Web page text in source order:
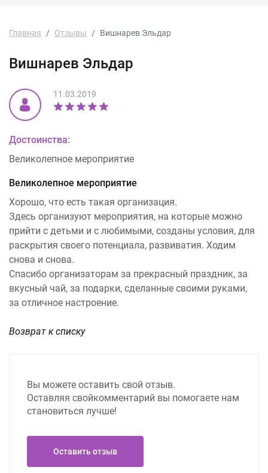
Главная Отзывы Вишнарев Эльдар
Вишнарев Эльдар
11.03.2019
Достоинства:
Великолепное мероприятие
Великолепное мероприятие
Хорошо, что есть такая организация.
Здесь организуют мероприятия, на которые можно
прийти с детьми и с любимыми, созданы условия, для
раскрытия своего потенциала, развиватия. Ходим
снова и снова.
Спасибо организаторам за прекрасный праздник, за
вкусный чай, за подарки, сделанные своими руками,
за отличное настроение.
Возврат к списку
Вы можете оставить свой отзыв.
Оставляя свойкомментарий вы помогаете нам
становиться лучше!
Оставить отзыв